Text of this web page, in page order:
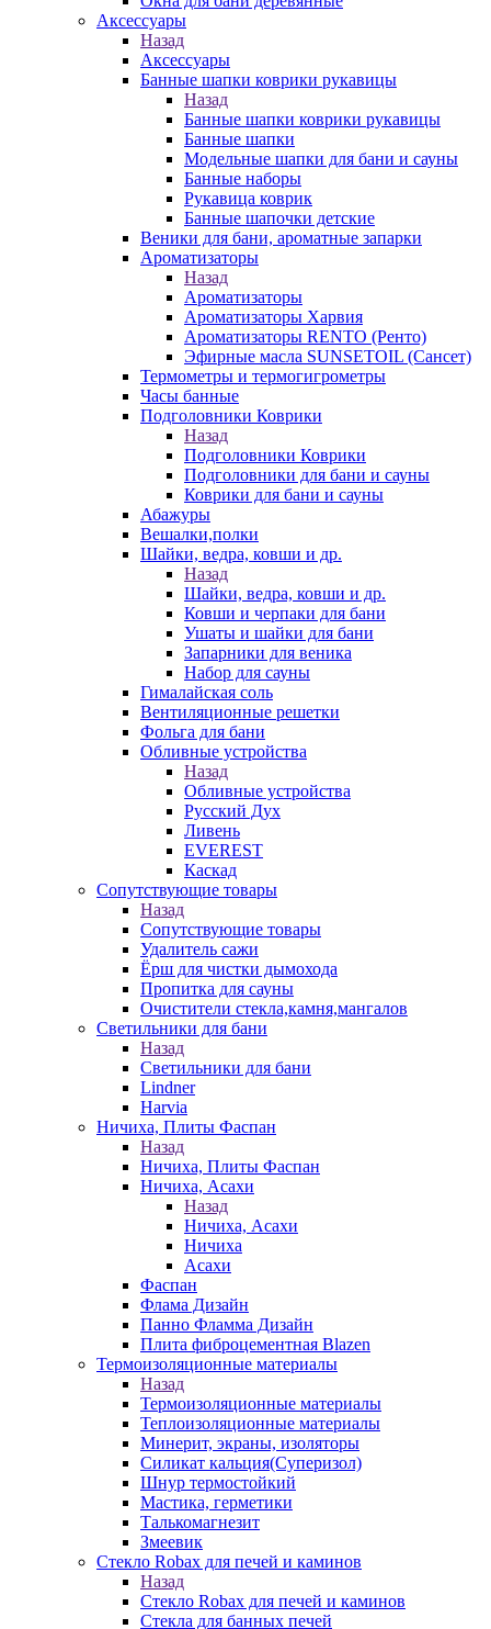
Аксессуары
Назад
Аксессуары
Банные шапки коврики рукавицы
Назад
Банные шапки коврики рукавицы
Банные шапки
Модельные шапки для бани и сауны
Банные наборы
Рукавица коврик
Банные шапочки детские
Веники для бани, ароматные запарки
Ароматизаторы
Назад
Ароматизаторы
Ароматизаторы Харвия
Ароматизаторы RENTO (Ренто)
Эфирные масла SUNSETOIL (Сансет)
Термометры и термогигрометры
Часы банные
Подголовники Коврики
Назад
Подголовники Коврики
Подголовники для бани и сауны
Коврики для бани и сауны
Абажуры
Вешалки,полки
Шайки, ведра, ковши и др.
Назад
Шайки, ведра, ковши и др.
Ковши и черпаки для бани
Ушаты и шайки для бани
Запарники для веника
Набор для сауны
Гималайская соль
Вентиляционные решетки
Фольга для бани
Обливные устройства
Назад
Обливные устройства
Русский Дух
Ливень
EVEREST
Каскад
Сопутствующие товары
Назад
Сопутствующие товары
Удалитель сажи
Ёрш для чистки дымохода
Пропитка для сауны
Очистители стекла,камня,мангалов
Светильники для бани
Назад
Светильники для бани
Lindner
Harvia
Ничиха, Плиты Фаспан
Назад
Ничиха, Плиты Фаспан
Ничиха, Асахи
Назад
Ничиха, Асахи
Ничиха
Асахи
Фаспан
Флама Дизайн
Панно Фламма Дизайн
Плита фиброцементная Blazen
Термоизоляционные материалы
Назад
Термоизоляционные материалы
Теплоизоляционные материалы
Минерит, экраны, изоляторы
Силикат кальция(Суперизол)
Шнур термостойкий
Мастика, герметики
Талькомагнезит
Змеевик
Стекло Robax для печей и каминов
Назад
Стекло Robax для печей и каминов
Стекла для банных печей